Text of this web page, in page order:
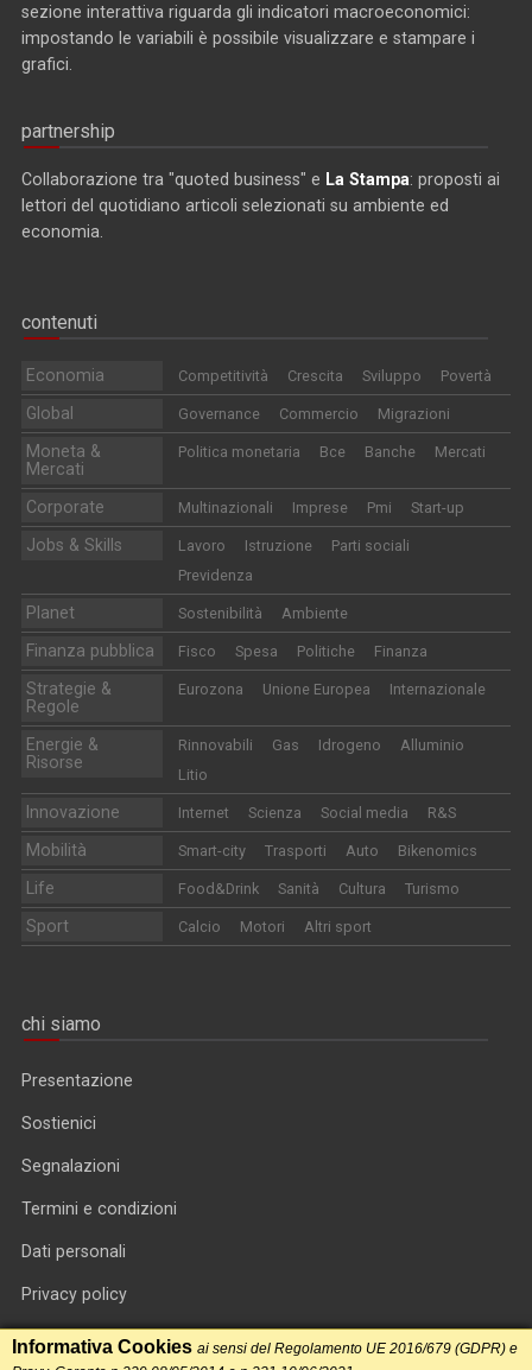
sezione interattiva riguarda gli indicatori macroeconomici:
impostando le variabili è possibile visualizzare e stampare i
grafici.
partnership
Collaborazione tra "quoted business" e La Stampa: proposti ai
lettori del quotidiano articoli selezionati su ambiente ed
economia.
contenuti
Economia Competitività Crescita Sviluppo Povertà
Global Governance Commercio Migrazioni
Moneta &
Mercati
Politica monetaria Bce Banche Mercati
Corporate Multinazionali Imprese Pmi Start-up
Jobs & Skills Lavoro Istruzione
Parti sociali
Previdenza
Planet Sostenibilità Ambiente
Finanza pubblica Fisco Spesa Politiche Finanza
Strategie &
Regole
Eurozona Unione Europea Internazionale
Energie &
Risorse
Rinnovabili Gas Idrogeno
Alluminio
Litio
Innovazione Internet Scienza Social media R&S
Mobilità Smart-city Trasporti Auto Bikenomics
Life Food&Drink Sanità Cultura Turismo
Sport Calcio Motori Altri sport
chi siamo
Presentazione
Sostienici
Segnalazioni
Termini e condizioni
Dati personali
Privacy policy
Informativa cookie
Informativa Cookies ai sensi del Regolamento UE 2016/679 (GDPR) e